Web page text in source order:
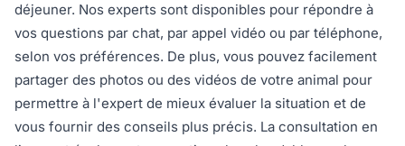
déjeuner. Nos experts sont disponibles pour répondre à
vos questions par chat, par appel vidéo ou par téléphone,
selon vos préférences. De plus, vous pouvez facilement
partager des photos ou des vidéos de votre animal pour
permettre à l'expert de mieux évaluer la situation et de
vous fournir des conseils plus précis. La consultation en